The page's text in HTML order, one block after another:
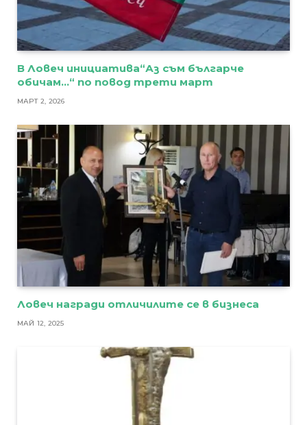
В Ловеч инициатива“Аз съм българче
обичам…“ по повод трети март
МАРТ 2, 2026
Ловеч награди отличилите се в бизнеса
МАЙ 12, 2025